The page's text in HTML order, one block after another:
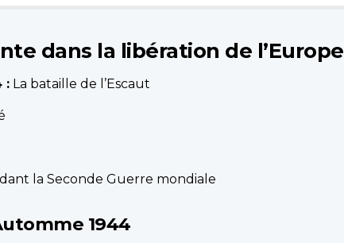
dans la libération de l’Europe
: La bataille de l’Escaut
la Seconde Guerre mondiale
1944